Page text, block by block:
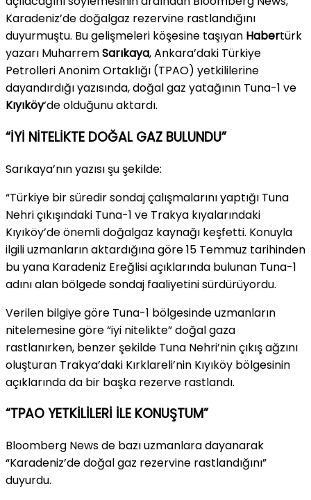
Karadeniz’de doğalgaz rezervine rastlandığını
duyurmuştu. Bu gelişmeleri köşesine taşıyan Habertürk
yazarı MuharremSarıkaya, Ankara’daki Türkiye
Petrolleri Anonim Ortaklığı (TPAO) yetkililerine
dayandırdığı yazısında, doğal gaz yatağının Tuna-1 ve
Kıyıköy‘de olduğunu aktardı.
“İYİ NİTELİKTE DOĞAL GAZ BULUNDU”
Sarıkaya’nın yazısı şu şekilde:
“Türkiye bir süredir sondaj çalışmalarını yaptığı Tuna
Nehri çıkışındaki Tuna-1 ve Trakya kıyalarındaki
Kıyıköy’de önemli doğalgaz kaynağı keşfetti. Konuyla
ilgili uzmanların aktardığına göre 15 Temmuz tarihinden
bu yana Karadeniz Ereğlisi açıklarında bulunan Tuna-1
adını alan bölgede sondaj faaliyetini sürdürüyordu.
Verilen bilgiye göre Tuna-1 bölgesinde uzmanların
nitelemesine göre “iyi nitelikte” doğal gaza
rastlanırken, benzer şekilde Tuna Nehri’nin çıkış ağzını
oluşturan Trakya’daki Kırklareli’nin Kıyıköy bölgesinin
açıklarında da bir başka rezerve rastlandı.
“TPAO YETKİLİLERİ İLE KONUŞTUM”
Bloomberg News de bazı uzmanlara dayanarak
“Karadeniz’de doğal gaz rezervine rastlandığını”
duyurdu.